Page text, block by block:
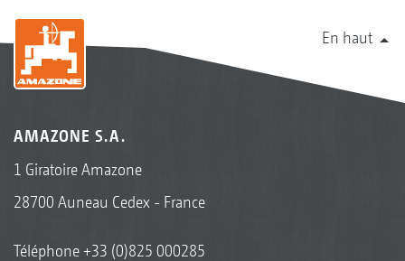
En haut
AMAZONE S.A.
1 Giratoire Amazone
28700 Auneau Cedex - France
Téléphone+33 (0)825 000285